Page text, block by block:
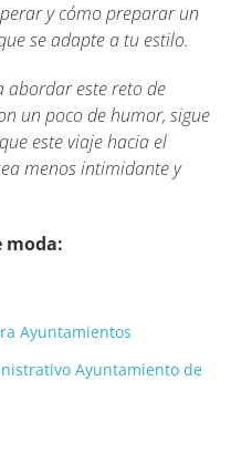
y cómo preparar un
se adapte a tu estilo.
abordar este reto de
un poco de humor, sigue
este viaje hacia el
menos intimidante y
moda:
Ayuntamientos
Ayuntamiento de